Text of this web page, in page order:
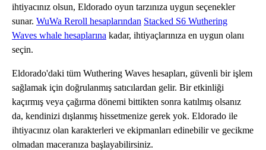
ihtiyacınız olsun, Eldorado oyun tarzınıza uygun seçenekler
sunar. WuWa Reroll hesaplarından Stacked S6 Wuthering
Waves whale hesaplarına kadar, ihtiyaçlarınıza en uygun olanı
seçin.
Eldorado'daki tüm Wuthering Waves hesapları, güvenli bir işlem
sağlamak için doğrulanmış satıcılardan gelir. Bir etkinliği
kaçırmış veya çağırma dönemi bittikten sonra katılmış olsanız
da, kendinizi dışlanmış hissetmenize gerek yok. Eldorado ile
ihtiyacınız olan karakterleri ve ekipmanları edinebilir ve gecikme
olmadan maceranıza başlayabilirsiniz.